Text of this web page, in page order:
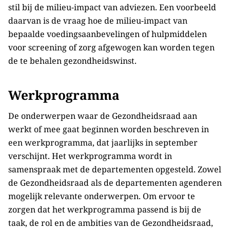
stil bij de milieu-impact van adviezen. Een voorbeeld
daarvan is de vraag hoe de milieu-impact van
bepaalde voedingsaanbevelingen of hulpmiddelen
voor screening of zorg afgewogen kan worden tegen
de te behalen gezondheidswinst.
Werkprogramma
De onderwerpen waar de Gezondheidsraad aan
werkt of mee gaat beginnen worden beschreven in
een werkprogramma, dat jaarlijks in september
verschijnt. Het werkprogramma wordt in
samenspraak met de departementen opgesteld. Zowel
de Gezondheidsraad als de departementen agenderen
mogelijk relevante onderwerpen. Om ervoor te
zorgen dat het werkprogramma passend is bij de
taak, de rol en de ambities van de Gezondheidsraad,